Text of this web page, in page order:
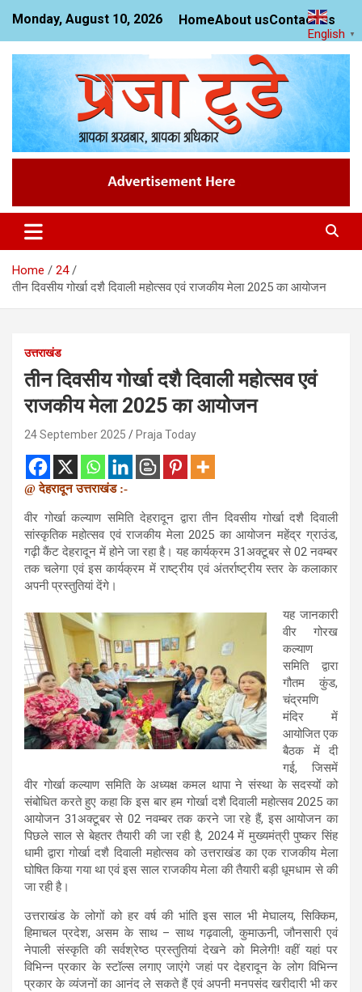
content
Monday, August 10, 2026 HomeAbout usContact us
Praja Today
News Website
Home
24
तीन दिवसीय गोर्खा दशै दिवाली महोत्सव एवं राजकीय मेला 2025 का आयोजन
उत्तराखंड
तीन दिवसीय गोर्खा दशै दिवाली महोत्सव एवं
राजकीय मेला 2025 का आयोजन
24 September 2025 Praja Today
@ देहरादून उत्तराखंड :-
वीर गोर्खा कल्याण समिति देहरादून द्वारा तीन दिवसीय गोर्खा दशै दिवाली
सांस्कृतिक महोत्सव एवं राजकीय मेला 2025 का आयोजन महेंद्र ग्राउंड,
गढ़ी कैंट देहरादून में होने जा रहा है। यह कार्यक्रम 31अक्टूबर से 02 नवम्बर
तक चलेगा एवं इस कार्यक्रम में राष्ट्रीय एवं अंतर्राष्ट्रीय स्तर के कलाकार
अपनी प्रस्तुतियां देंगे।
यह जानकारी
वीर गोरख
कल्याण
समिति द्वारा
गौतम कुंड,
चंद्रमणि
मंदिर में
आयोजित एक
बैठक में दी
गई, जिसमें
वीर गोर्खा कल्याण समिति के अध्यक्ष कमल थापा ने संस्था के सदस्यों को
संबोधित करते हुए कहा कि इस बार हम गोर्खा दशै दिवाली महोत्सव 2025 का
आयोजन 31अक्टूबर से 02 नवम्बर तक करने जा रहे हैं, इस आयोजन का
पिछले साल से बेहतर तैयारी की जा रही है, 2024 में मुख्यमंत्री पुष्कर सिंह
धामी द्वारा गोर्खा दशै दिवाली महोत्सव को उत्तराखंड का एक राजकीय मेला
घोषित किया गया था एवं इस साल राजकीय मेला की तैयारी बड़ी धूमधाम से की
जा रही है।
उत्तराखंड के लोगों को हर वर्ष की भांति इस साल भी मेघालय, सिक्किम,
हिमाचल प्रदेश, असम के साथ – साथ गढ़वाली, कुमाऊनी, जौनसारी एवं
नेपाली संस्कृति की सर्वश्रेष्ठ प्रस्तुतियां देखने को मिलेगी! वहीं यहां पर
विभिन्न प्रकार के स्टॉल्स लगाए जाएंगे जहां पर देहरादून के लोग विभिन्न
प्रकार के व्यंजनों का आनंद ले सकते हैं एवं अपनी मनपसंद खरीदारी भी कर
English ▼